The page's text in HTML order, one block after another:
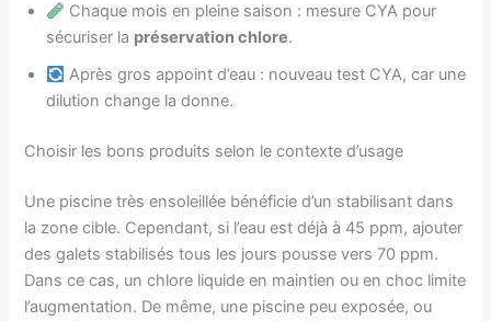
Chaque mois en pleine saison : mesure CYA pour
sécuriser la préservation chlore.
Après gros appoint d’eau : nouveau test CYA, car une
dilution change la donne.
Choisir les bons produits selon le contexte d’usage
Une piscine très ensoleillée bénéficie d’un stabilisant dans
la zone cible. Cependant, si l’eau est déjà à 45 ppm, ajouter
des galets stabilisés tous les jours pousse vers 70 ppm.
Dans ce cas, un chlore liquide en maintien ou en choc limite
l’augmentation. De même, une piscine peu exposée, ou